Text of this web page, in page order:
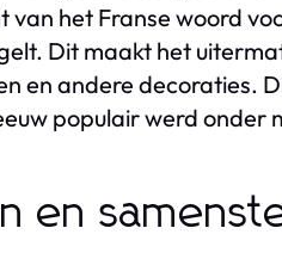
van het Franse woord
Dit maakt het
en andere decoraties.
populair werd onder
en